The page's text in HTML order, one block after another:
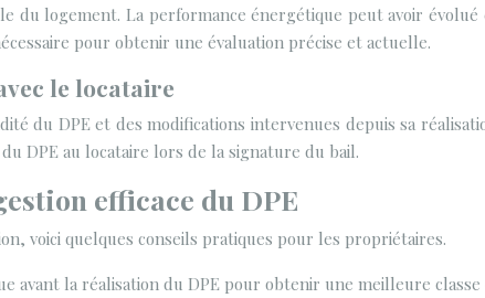
du logement. La performance énergétique peut avoir
pour obtenir une évaluation précise et actuelle.
le locataire
du DPE et des modifications intervenues depuis sa
DPE au locataire lors de la signature du bail.
efficace du DPE
voici quelques conseils pratiques pour les propriétaires.
avant la réalisation du DPE pour obtenir une meilleure